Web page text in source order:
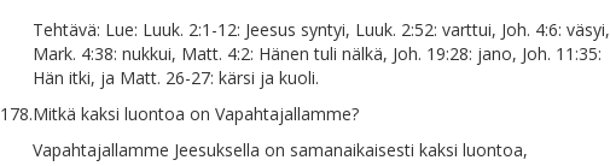
Tehtävä: Lue: Luuk. 2:1-12: Jeesus syntyi, Luuk. 2:52: varttui, Joh. 4:6: väsyi,
Mark. 4:38: nukkui, Matt. 4:2: Hänen tuli nälkä, Joh. 19:28: jano, Joh. 11:35:
Hän itki, ja Matt. 26-27: kärsi ja kuoli.
178.Mitkä kaksi luontoa on Vapahtajallamme?
Vapahtajallamme Jeesuksella on samanaikaisesti kaksi luontoa,